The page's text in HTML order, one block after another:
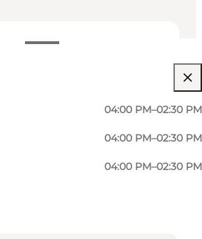
04:00 PM–02:30 PM
04:00 PM–02:30 PM
04:00 PM–02:30 PM
Mig selv, Min partner, Venner,